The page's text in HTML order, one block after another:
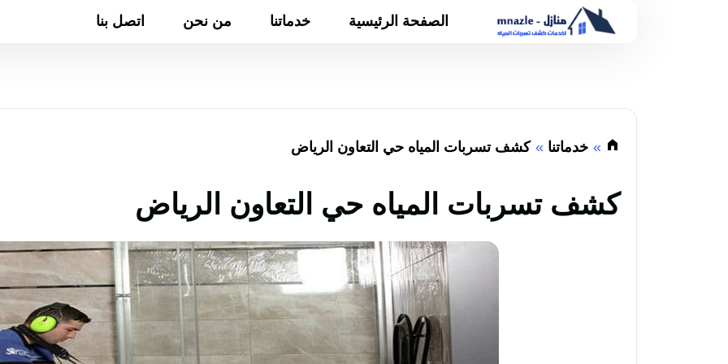
الصفحة الرئيسية خدماتنا من نحن اتصل بنا
خدماتنا كشف تسربات المياه حي التعاون الرياض
كشف تسربات المياه حي التعاون الرياض